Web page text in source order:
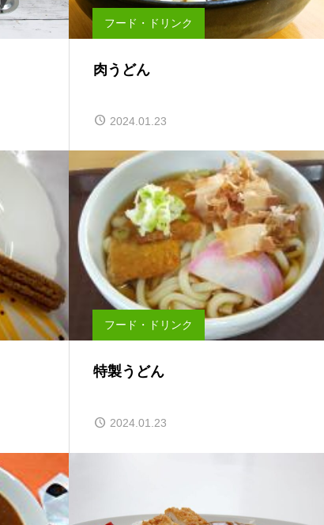
フード・ドリンク
肉うどん
2024.01.23
フード・ドリンク
特製うどん
2024.01.23